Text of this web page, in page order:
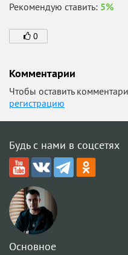
Рекомендую ставить: 5%
0
Комментарии
Чтобы оставить
регистрацию
Будь с нами в соцсетях
Основное